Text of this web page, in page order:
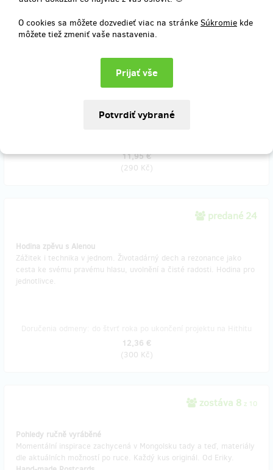
O cookies sa môžete dozvedieť viac na stránke Súkromie kde
môžete tiež zmeniť vaše nastavenia.
predané 6
Pověste si na klíče naše obrazy. Pomohou vám každý den otevírat
11,95 €
(290 Kč)
predané 24
Hodina zpěvu s Alenou
Zážitek i technika v jednom. Životadárný dech a rezonance jako
cesta ke svému pravému hlasu, uvolnění a čisté radosti. Hodina pro
jednotlivce.
12,36 €
(300 Kč)
zostáva 8 z 10
Pohledy ručně vyráběné
Momentální inspirace zachycená v Mongolsku tady a teď, materiály
dle aktuálních možností po ruce. Každý kus originál. Od Eriky.